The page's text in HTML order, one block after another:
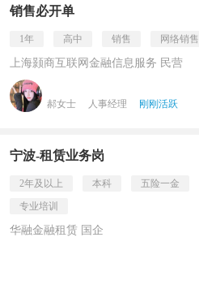
销售必开单
1年 高中 销售 网络销售
上海颢商互联网金融信息服务 民营
郝女士 人事经理 刚刚活跃
宁波-租赁业务岗
2年及以上 本科 五险一金
专业培训
华融金融租赁 国企